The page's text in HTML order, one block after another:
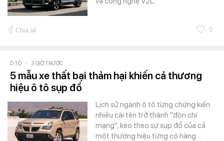
Chia sẻ 0
Ô TÔ - 3 GIỜ TRƯỚC
5 mẫu xe thất bại thảm hại khiến cả thương
hiệu ô tô sụp đổ
Lịch sử ngành ô tô từng chứng kiến
nhiều cái tên trở thành "đòn chí
mạng", kéo theo sự sụp đổ của cả
một thương hiệu từng có hàng…